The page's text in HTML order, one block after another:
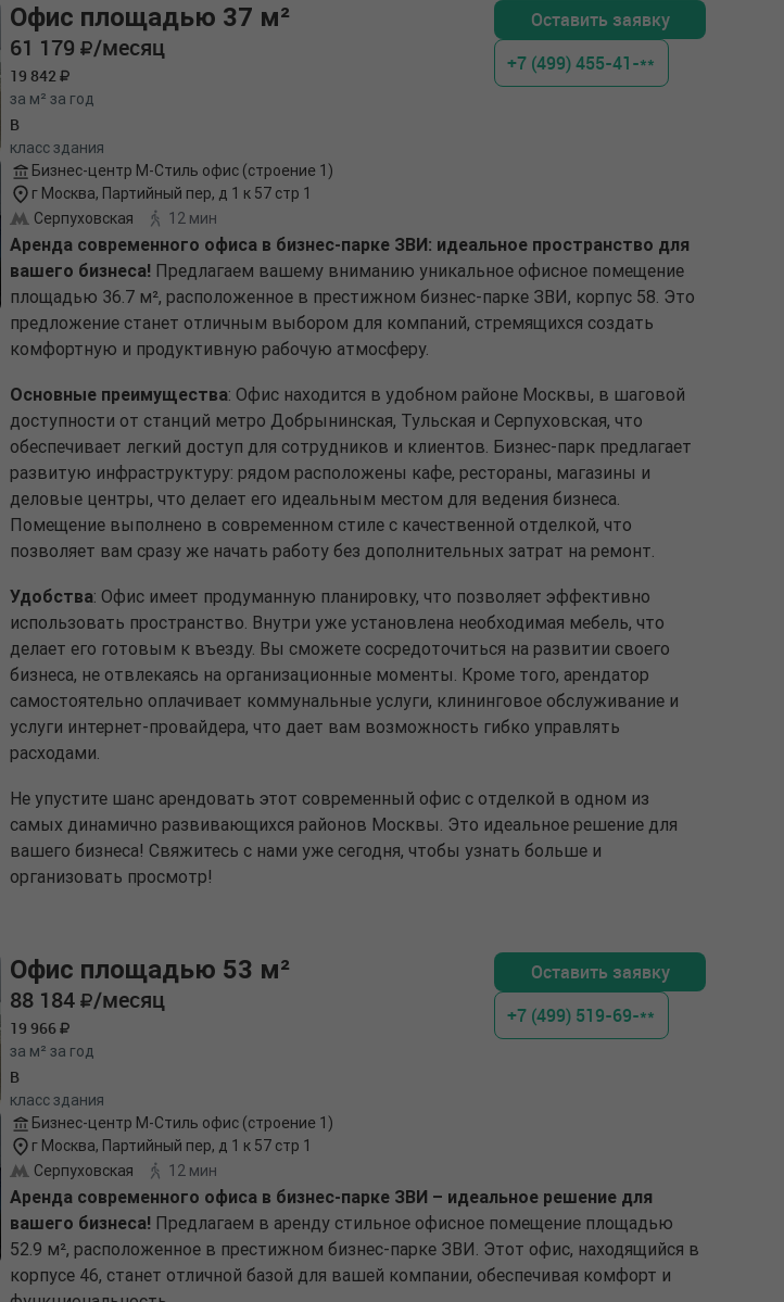
Офис площадью 37 м²
61 179 /месяц
19 842
за м² за год
B
класс здания
Бизнес-центр М-Стиль офис (строение 1)
г Москва, Партийный пер, д 1 к 57 стр 1
Серпуховская
12 мин
Аренда современного офиса в бизнес-парке ЗВИ: идеальное пространство для
вашего бизнеса! Предлагаем вашему вниманию уникальное офисное помещение
площадью 36.7 м², расположенное в престижном бизнес-парке ЗВИ, корпус 58. Это
предложение станет отличным выбором для компаний, стремящихся создать
комфортную и продуктивную рабочую атмосферу.
Основные преимущества: Офис находится в удобном районе Москвы, в шаговой
доступности от станций метро Добрынинская, Тульская и Серпуховская, что
обеспечивает легкий доступ для сотрудников и клиентов. Бизнес-парк предлагает
развитую инфраструктуру: рядом расположены кафе, рестораны, магазины и
деловые центры, что делает его идеальным местом для ведения бизнеса.
Помещение выполнено в современном стиле с качественной отделкой, что
позволяет вам сразу же начать работу без дополнительных затрат на ремонт.
Удобства: Офис имеет продуманную планировку, что позволяет эффективно
использовать пространство. Внутри уже установлена необходимая мебель, что
делает его готовым к въезду. Вы сможете сосредоточиться на развитии своего
бизнеса, не отвлекаясь на организационные моменты. Кроме того, арендатор
самостоятельно оплачивает коммунальные услуги, клининговое обслуживание и
услуги интернет-провайдера, что дает вам возможность гибко управлять
расходами.
Не упустите шанс арендовать этот современный офис с отделкой в одном из
самых динамично развивающихся районов Москвы. Это идеальное решение для
вашего бизнеса! Свяжитесь с нами уже сегодня, чтобы узнать больше и
организовать просмотр!
Оставить заявку
+7 (499) 455-41-**
Офис площадью 53 м²
88 184 /месяц
19 966
за м² за год
B
класс здания
Бизнес-центр М-Стиль офис (строение 1)
г Москва, Партийный пер, д 1 к 57 стр 1
Серпуховская
12 мин
Аренда современного офиса в бизнес-парке ЗВИ – идеальное решение для
вашего бизнеса! Предлагаем в аренду стильное офисное помещение площадью
52.9 м², расположенное в престижном бизнес-парке ЗВИ. Этот офис, находящийся в
корпусе 46, станет отличной базой для вашей компании, обеспечивая комфорт и
Оставить заявку
+7 (499) 519-69-**